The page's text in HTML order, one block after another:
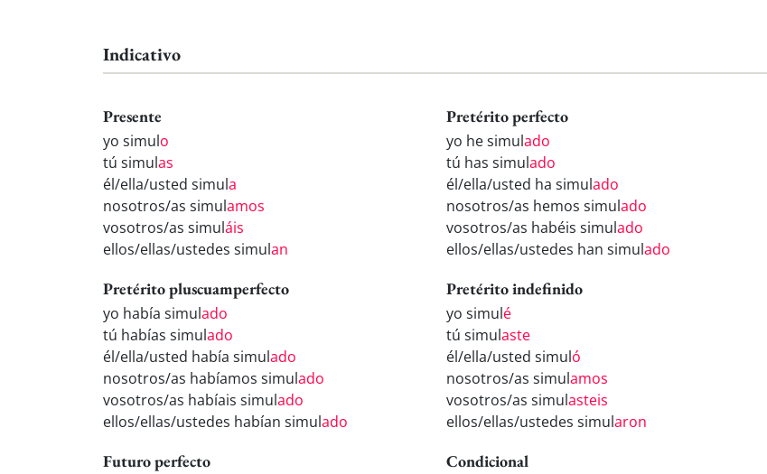
Indicativo
Presente
yo simulo
tú simulas
él/ella/usted simula
nosotros/as simulamos
vosotros/as simuláis
ellos/ellas/ustedes simulan
Pretérito perfecto
yo he simulado
tú has simulado
él/ella/usted ha simulado
nosotros/as hemos simulado
vosotros/as habéis simulado
ellos/ellas/ustedes han simulado
Pretérito pluscuamperfecto
yo había simulado
tú habías simulado
él/ella/usted había simulado
nosotros/as habíamos simulado
vosotros/as habíais simulado
ellos/ellas/ustedes habían simulado
Pretérito indefinido
yo simulé
tú simulaste
él/ella/usted simuló
nosotros/as simulamos
vosotros/as simulasteis
ellos/ellas/ustedes simularon
Futuro perfecto Condicional